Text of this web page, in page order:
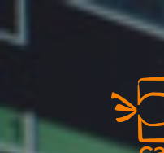
Panell de gestió de galetes